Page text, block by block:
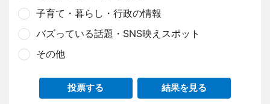
子育て・暮らし・行政の情報
バズっている話題・SNS映えスポット
その他
投票する 結果を見る